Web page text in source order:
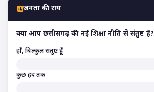
जनता की राय
क्या आप छत्तीसगढ़ की नई शिक्षा नीति से संतुष्ट हैं?
हाँ, बिल्कुल संतुष्ट हूँ
कुछ हद तक